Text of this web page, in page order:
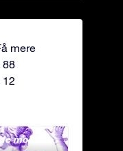
mere
88
12
mø